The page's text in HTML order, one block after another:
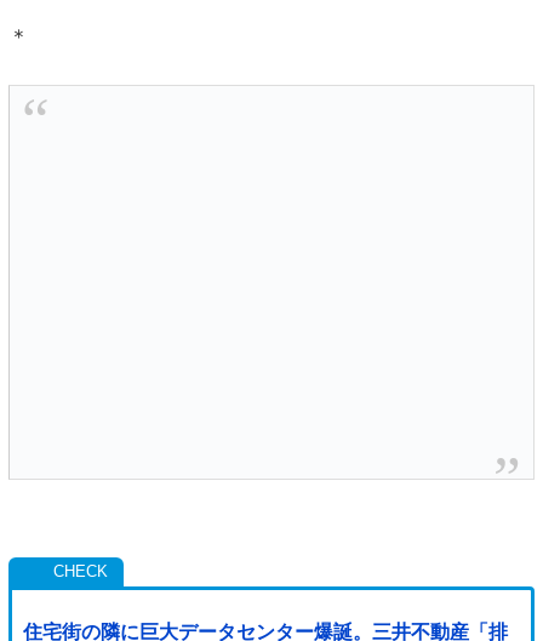
＊
住宅街の隣に巨大データセンター爆誕。三井不動産「排